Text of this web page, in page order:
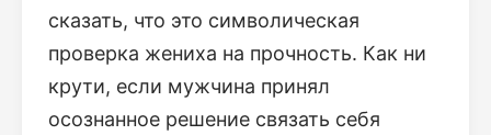
сказать, что это символическая
проверка жениха на прочность. Как ни
крути, если мужчина принял
осознанное решение связать себя